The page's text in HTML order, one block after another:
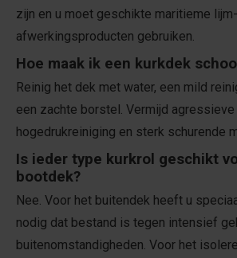
zijn en u moet geschikte maritieme
afwerkingsproducten gebruiken.
Hoe maak ik een kurkdek
Reinig het dek met water, een mild
een zachte borstel. Vermijd agressieve
hogedrukreiniging en sterk schurende
Is ieder type kurkrol geschikt
bootdek?
Nee. Voor het buitendek heeft u
nodig dat bestand is tegen intensief
buitenomstandigheden. Voor het